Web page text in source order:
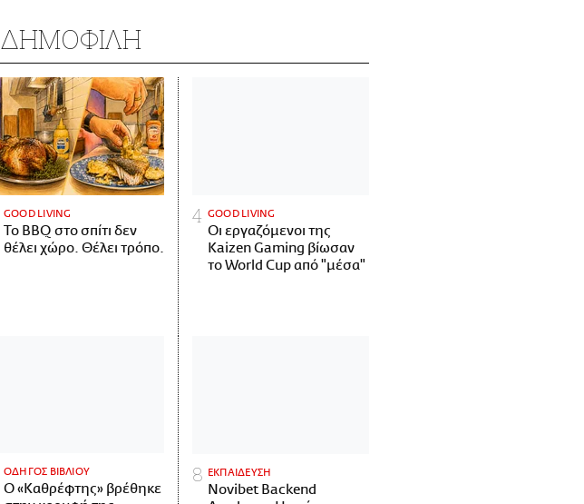
ΔΗΜΟΦΙΛΗ
GOOD LIVING
Το BBQ στο σπίτι δεν
θέλει χώρο. Θέλει τρόπο.
GOOD LIVING
Οι εργαζόμενοι της
Kaizen Gaming βίωσαν
το World Cup από "μέσα"
ΟΔΗΓΟΣ ΒΙΒΛΙΟΥ
Ο «Καθρέφτης» βρέθηκε
ΕΚΠΑΙΔΕΥΣΗ
Novibet Backend